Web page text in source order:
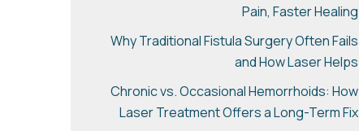
Pain, Faster Healing
Why Traditional Fistula Surgery Often Fails
and How Laser Helps
Chronic vs. Occasional Hemorrhoids: How
Laser Treatment Offers a Long-Term Fix